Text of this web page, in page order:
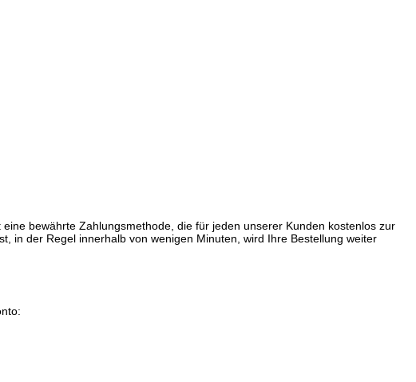
bewährte Zahlungsmethode, die für jeden unserer Kunden kostenlos zur
in der Regel innerhalb von wenigen Minuten, wird Ihre Bestellung weiter